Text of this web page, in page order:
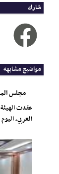
شارك
مواضيع مشابهه
مجلس
عقدت الهيئة
العربي،